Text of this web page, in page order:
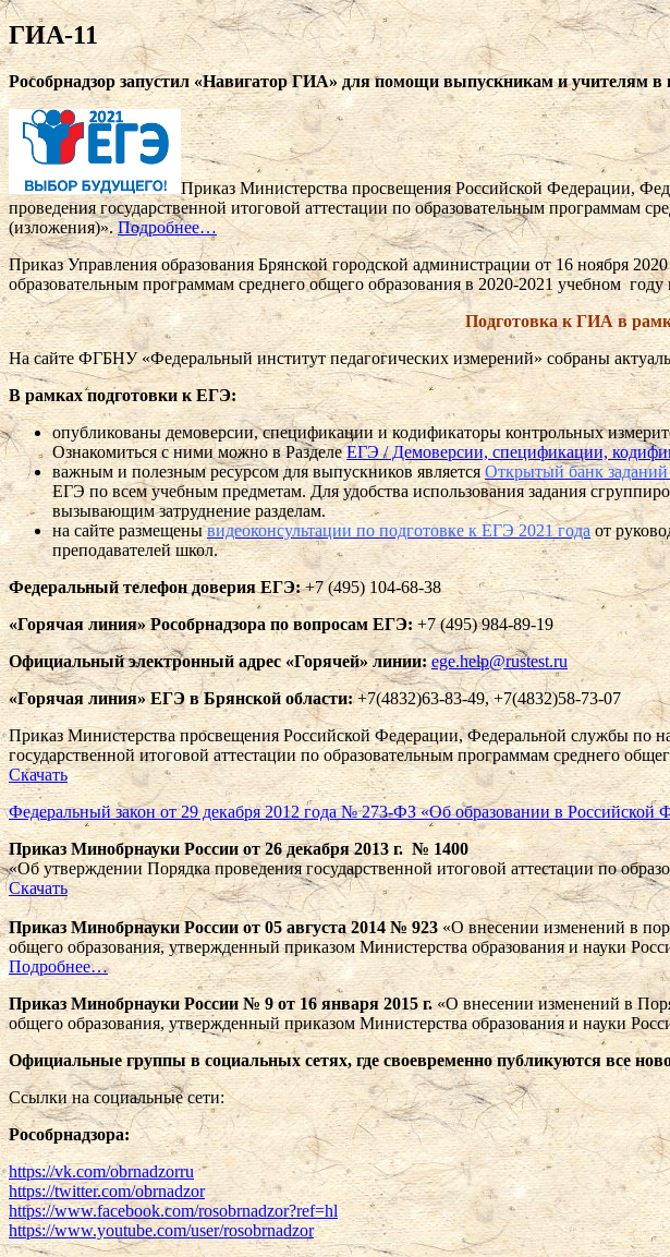
ГИА-11
Рособрнадзор запустил «Навигатор ГИА» для помощи выпускникам и учителям
Приказ Министерства просвещения Российской Федерации,
проведения государственной итоговой аттестации по образовательным программам
(изложения)».Подробнее…
Приказ Управления образования Брянской городской администрации от 16 ноября
образовательным программам среднего общего образования в 2020-2021 учебном
Подготовка к ГИА в
На сайте ФГБНУ «Федеральный институт педагогических измерений» собраны
В рамках подготовки к ЕГЭ:
опубликованы демоверсии, спецификации и кодификаторы контрольных
Ознакомиться с ними можно в РазделеЕГЭ / Демоверсии, спецификации,
важным и полезным ресурсом для выпускников являетсяОткрытый банк
ЕГЭ по всем учебным предметам. Для удобства использования задания
вызывающим затруднение разделам.
на сайте размещенывидеоконсультации по подготовке к ЕГЭ 2021 годаот
преподавателей школ.
Федеральный телефон доверия ЕГЭ:+7 (495) 104-68-38
«Горячая линия» Рособрнадзора по вопросам ЕГЭ:+7 (495) 984-89-19
Официальный электронный адрес «Горячей» линии: ege.help@rustest.ru
«Горячая линия» ЕГЭ в Брянской области:+7(4832)63-83-49, +7(4832)58-73-07
Приказ Министерства просвещения Российской Федерации, Федеральной службы по
государственной итоговой аттестации по образовательным программам среднего
Скачать
Федеральный закон от 29 декабря 2012 года № 273-ФЗ «Об образовании в Российской
Приказ Минобрнауки России от 26 декабря 2013 г. № 1400
«Об утверждении Порядка проведения государственной итоговой аттестации по
Скачать
Приказ Минобрнауки России от 05 августа 2014 № 923 «О внесении изменений в
общего образования, утвержденный приказом Министерства образования и науки
Подробнее…
Приказ Минобрнауки России № 9 от 16 января 2015 г.«О внесении изменений в
общего образования, утвержденный приказом Министерства образования и науки
Официальные группы в социальных сетях, где своевременно публикуются все
Ссылки на социальные сети:
Рособрнадзора:
https://vk.com/obrnadzorru
https://twitter.com/obrnadzor
https://www.facebook.com/rosobrnadzor?ref=hl
https://www.youtube.com/user/rosobrnadzor